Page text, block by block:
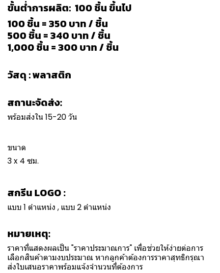
ขั้นต่ำการผลิต: 100 ชิ้น ขึ้นไป
100 ชิ้น = 350 บาท / ชิ้น
500 ชิ้น = 340 บาท / ชิ้น
1,000 ชิ้น = 300 บาท / ชิ้น
วัสดุ : พลาสติก
สถานะจัดส่ง:
พร้อมส่งใน 15-20 วัน
ขนาด
3 x 4 ซม.
สกรีน LOGO :
แบบ 1 ตำแหน่ง , แบบ 2 ตำแหน่ง
หมายเหตุ:
ราคาที่แสดงผลเป็น "ราคาประมาณการ" เพื่อช่วยให้ง่ายต่อการ
เลือกสินค้าตามงบประมาณ หากลูกค้าต้องการราคาสุทธิกรุณา
ส่งใบเสนอราคาพร้อมแจ้งจำนวนที่ต้องการ